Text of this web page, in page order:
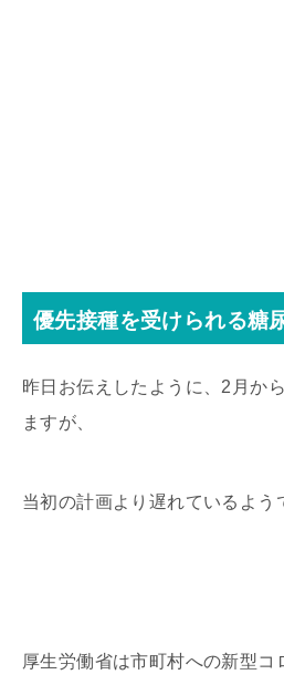
優先接種を受けられる糖
昨日お伝えしたように、2月か
ますが、
当初の計画より遅れているよう
厚生労働省は市町村への新型コ